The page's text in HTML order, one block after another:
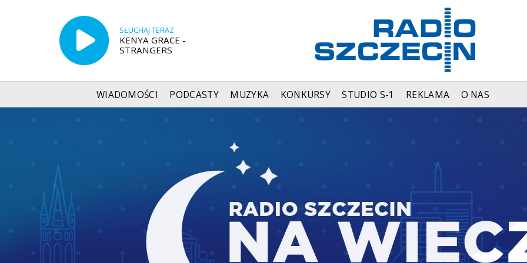
SŁUCHAJ TERAZ
KENYA GRACE -
STRANGERS
WIADOMOŚCI PODCASTY MUZYKA KONKURSY STUDIO S-1 REKLAMA O NAS